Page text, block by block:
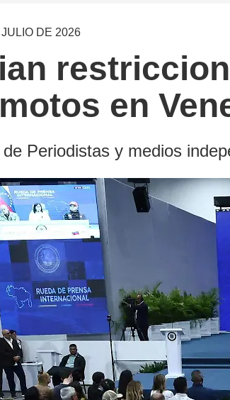
DE 2026
en
Periodistas y medios